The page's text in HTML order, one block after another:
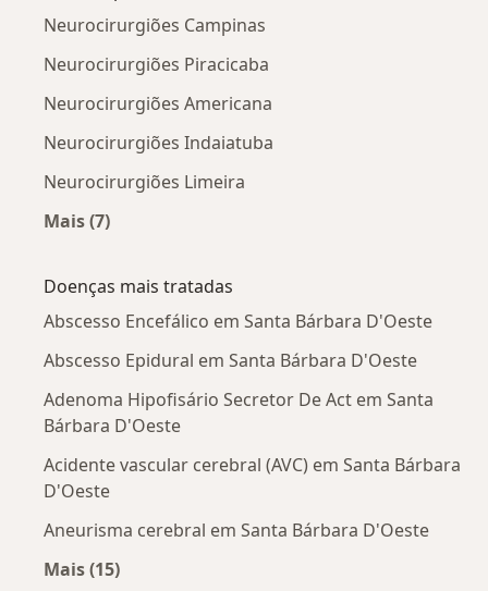
Neurocirurgiões Campinas
Neurocirurgiões Piracicaba
Neurocirurgiões Americana
Neurocirurgiões Indaiatuba
Neurocirurgiões Limeira
Mais (7)
Doenças mais tratadas
Abscesso Encefálico em Santa Bárbara D'Oeste
Abscesso Epidural em Santa Bárbara D'Oeste
Adenoma Hipofisário Secretor De Act em Santa
Bárbara D'Oeste
Acidente vascular cerebral (AVC) em Santa Bárbara
D'Oeste
Aneurisma cerebral em Santa Bárbara D'Oeste
Mais (15)